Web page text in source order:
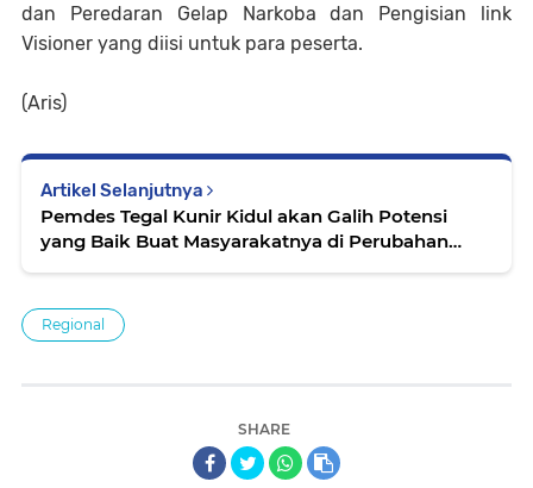
dan Peredaran Gelap Narkoba dan Pengisian link
Visioner yang diisi untuk para peserta.
(Aris)
Artikel Selanjutnya
Pemdes Tegal Kunir Kidul akan Galih Potensi
yang Baik Buat Masyarakatnya di Perubahan
Regional
SHARE